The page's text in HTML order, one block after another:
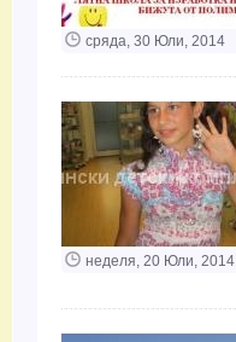
сряда, 30 Юли, 2014
неделя, 20 Юли, 2014